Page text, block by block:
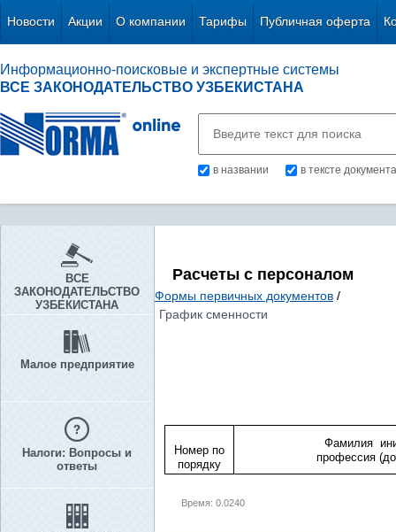
Новости Акции О компании Тарифы Публичная оферта
Информационно-поисковые и экспертные системы
ВСЕ ЗАКОНОДАТЕЛЬСТВО УЗБЕКИСТАНА
в названии в тексте документа
ВСЕ
ЗАКОНОДАТЕЛЬСТВО
УЗБЕКИСТАНА
Малое предприятие
Налоги: Вопросы и
ответы
Расчеты с персоналом
Формы первичных документов /
График сменности
Номер по
порядку
Фамилия
профессия
Время: 0.0240